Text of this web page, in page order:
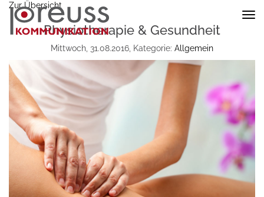
Zur Übersicht
Physiotherapie & Gesundheit
Mittwoch, 31.08.2016, Kategorie: Allgemein